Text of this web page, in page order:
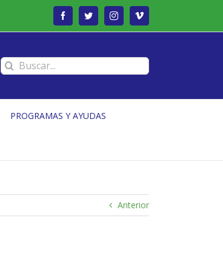
FacebookTwitterInstagramVimeo
Buscar:
PROGRAMAS Y AYUDAS
Anterior